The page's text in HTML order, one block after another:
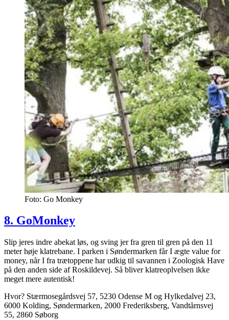
Foto: Go Monkey
8. GoMonkey
Slip jeres indre abekat løs, og sving jer fra gren til gren på den 11
meter høje klatrebane. I parken i Søndermarken får I ægte value for
money, når I fra trætoppene har udkig til savannen i Zoologisk Have
på den anden side af Roskildevej. Så bliver klatreoplvelsen ikke
meget mere autentisk!
Hvor? Stærmosegårdsvej 57, 5230 Odense M og Hylkedalvej 23,
6000 Kolding, Søndermarken, 2000 Frederiksberg, Vandtårnsvej
55, 2860 Søborg